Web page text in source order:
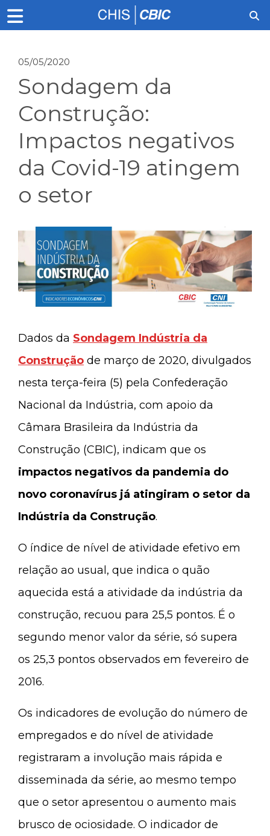
05/05/2020
Sondagem da
Construção:
Impactos negativos
da Covid-19 atingem
o setor
Dados da Sondagem Indústria da
Construção de março de 2020, divulgados
nesta terça-feira (5) pela Confederação
Nacional da Indústria, com apoio da
Câmara Brasileira da Indústria da
Construção (CBIC), indicam que os
impactos negativos da pandemia do
novo coronavírus já atingiram o setor da
Indústria da Construção.
O índice de nível de atividade efetivo em
relação ao usual, que indica o quão
aquecida está a atividade da indústria da
construção, recuou para 25,5 pontos. É o
segundo menor valor da série, só supera
os 25,3 pontos observados em fevereiro de
2016.
Os indicadores de evolução do número de
empregados e do nível de atividade
registraram a involução mais rápida e
disseminada da série, ao mesmo tempo
que o setor apresentou o aumento mais
brusco de ociosidade. O indicador de